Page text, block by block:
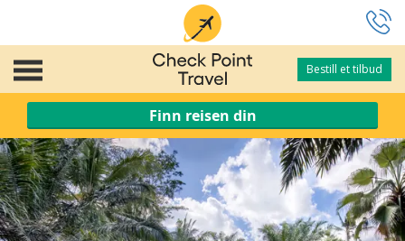
Bestill et tilbud
Bestill et tilbud
Finn reisen din